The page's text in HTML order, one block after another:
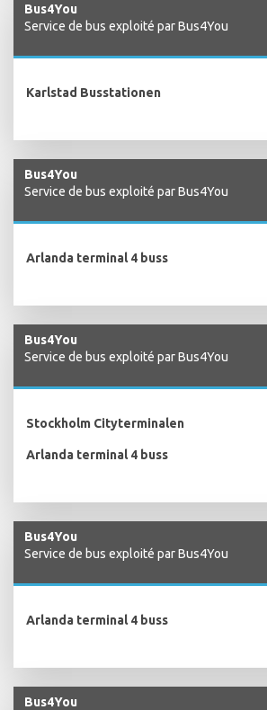
Bus4You
Service de bus exploité par Bus4You
Karlstad Busstationen
Bus4You
Service de bus exploité par Bus4You
Arlanda terminal 4 buss
Bus4You
Service de bus exploité par Bus4You
Stockholm Cityterminalen
Arlanda terminal 4 buss
Bus4You
Service de bus exploité par Bus4You
Arlanda terminal 4 buss
Bus4You